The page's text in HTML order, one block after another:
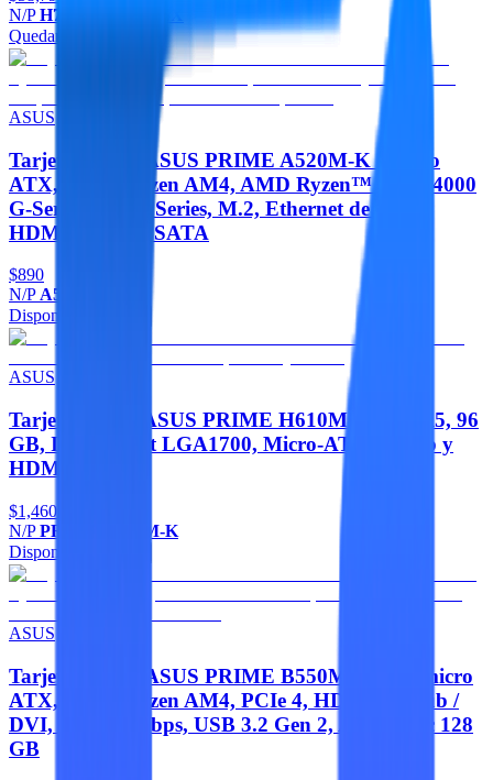
N/PH7606WP-RJ205X
Quedan 5
ASUS
Tarjeta Madre ASUS PRIME A520M-K - micro
ATX, AMD, Ryzen AM4, AMD Ryzen™ 5000, 4000
G-Series y 3000 Series, M.2, Ethernet de 1 Gb,
HDMI / D-Sub, SATA
$890
N/PA520M-K
Disponible
ASUS
Tarjeta madre ASUS PRIME H610M-K - DDR5, 96
GB, Intel Socket LGA1700, Micro-ATX, D-Sub y
HDMI
$1,460
N/PPRIME H610M-K
Disponible
ASUS
Tarjeta Madre ASUS PRIME B550M-A AC - micro
ATX, AMD, Ryzen AM4, PCIe 4, HDMI / D-Sub /
DVI, SATA 6 Gbps, USB 3.2 Gen 2, Aura Sync 128
GB